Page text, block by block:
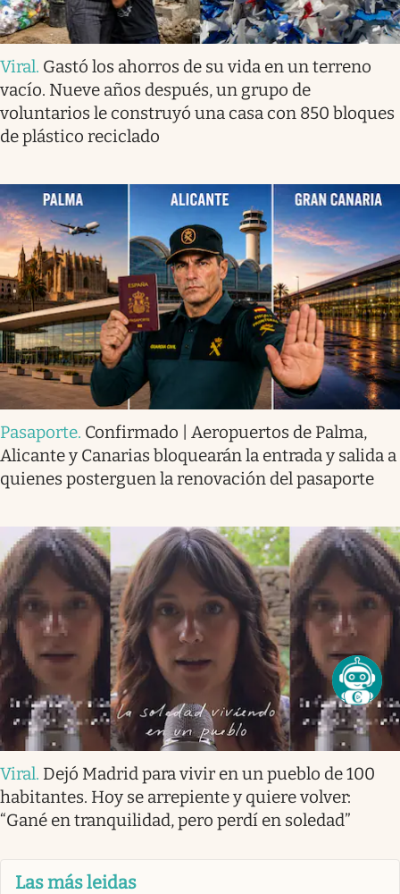
Viral. Gastó los ahorros de su vida en un terreno
vacío. Nueve años después, un grupo de
voluntarios le construyó una casa con 850 bloques
de plástico reciclado
Pasaporte. Confirmado | Aeropuertos de Palma,
Alicante y Canarias bloquearán la entrada y salida a
quienes posterguen la renovación del pasaporte
Viral. Dejó Madrid para vivir en un pueblo de 100
habitantes. Hoy se arrepiente y quiere volver:
“Gané en tranquilidad, pero perdí en soledad”
Las más leidas